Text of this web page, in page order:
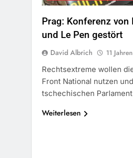
Prag: Konferenz von
und Le Pen gestört
David Albrich 11 Jahren
Rechtsextreme wollen
Front National nutzen
tschechischen
Weiterlesen